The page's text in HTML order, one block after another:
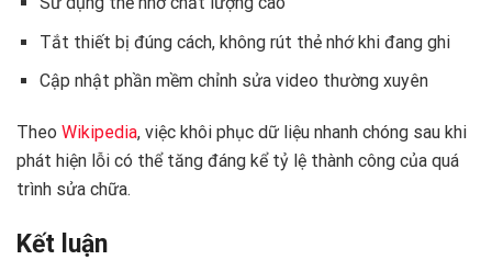
Tắt thiết bị đúng cách, không rút thẻ nhớ khi đang ghi
Cập nhật phần mềm chỉnh sửa video thường xuyên
Theo Wikipedia, việc khôi phục dữ liệu nhanh chóng sau khi
phát hiện lỗi có thể tăng đáng kể tỷ lệ thành công của quá
trình sửa chữa.
Kết luận